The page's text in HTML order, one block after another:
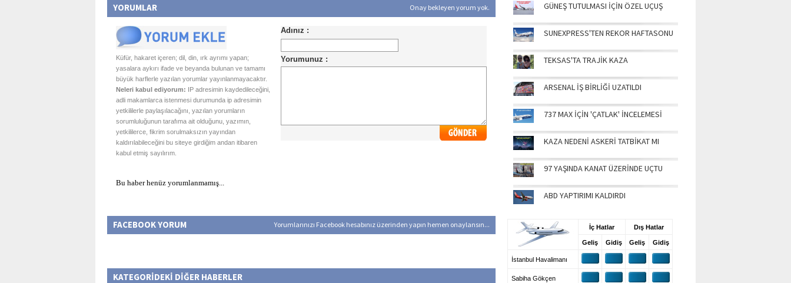
YORUMLAR Onay bekleyen yorum yok.
Küfür, hakaret içeren; dil, din, ırk ayrımı yapan;
yasalara aykırı ifade ve beyanda bulunan ve tamamı
büyük harflerle yazılan yorumlar yayınlanmayacaktır.
Neleri kabul ediyorum: IP adresimin kaydedileceğini,
adli makamlarca istenmesi durumunda ip adresimin
yetkililerle paylaşılacağını, yazılan yorumların
sorumluluğunun tarafıma ait olduğunu, yazımın,
yetkililerce, fikrim sorulmaksızın yayından
kaldırılabileceğini bu siteye girdiğim andan itibaren
kabul etmiş sayılırım.
Bu haber henüz yorumlanmamış...
FACEBOOK YORUM Yorumlarınızı Facebook hesabınız üzerinden yapın hemen onaylansın...
KATEGORİDEKİ DİĞER HABERLER
GÜNEŞ TUTULMASI İÇİN ÖZEL UÇUŞ
SUNEXPRESS'TEN REKOR HAFTASONU
TEKSAS'TA TRAJİK KAZA
ARSENAL İŞ BİRLİĞİ UZATILDI
737 MAX İÇİN 'ÇATLAK' İNCELEMESİ
KAZA NEDENİ ASKERİ TATBİKAT MI
97 YAŞINDA KANAT ÜZERİNDE UÇTU
ABD YAPTIRIMI KALDIRDI
İç Hatlar Dış Hatlar
Geliş Gidiş Geliş Gidiş
İstanbul Havalimanı
Sabiha Gökçen